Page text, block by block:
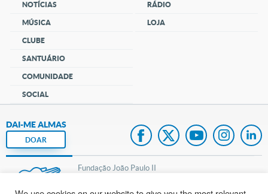
NOTÍCIAS
MÚSICA
CLUBE
SANTUÁRIO
COMUNIDADE
SOCIAL
RÁDIO
LOJA
DAI-ME ALMAS
DOAR
Fundação João Paulo II